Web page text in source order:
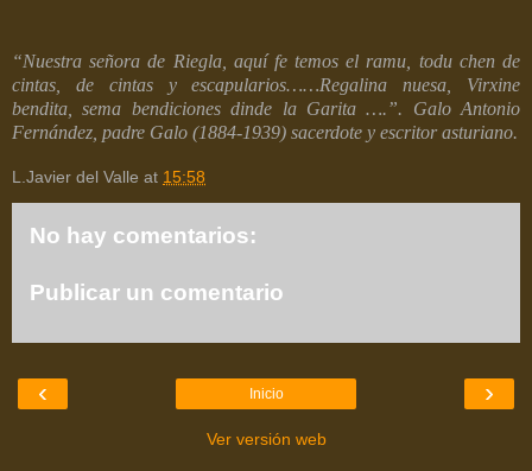
“Nuestra señora de Riegla, aquí fe temos el ramu, todu chen de
cintas, de cintas y escapularios……Regalina nuesa, Virxine
bendita, sema bendiciones dinde la Garita ….”. Galo Antonio
Fernández, padre Galo (1884-1939) sacerdote y escritor asturiano.
L.Javier del Valle at 15:58
No hay comentarios:
Publicar un comentario
‹ ›
Inicio
Ver versión web